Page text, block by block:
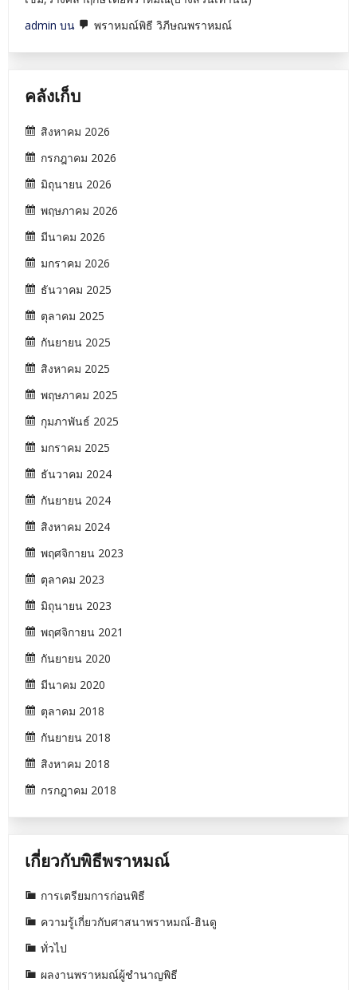
admin บน พราหมณ์พิธี วิภีษณพราหมณ์
คลังเก็บ
สิงหาคม 2026
กรกฎาคม 2026
มิถุนายน 2026
พฤษภาคม 2026
มีนาคม 2026
มกราคม 2026
ธันวาคม 2025
ตุลาคม 2025
กันยายน 2025
สิงหาคม 2025
พฤษภาคม 2025
กุมภาพันธ์ 2025
มกราคม 2025
ธันวาคม 2024
กันยายน 2024
สิงหาคม 2024
พฤศจิกายน 2023
ตุลาคม 2023
มิถุนายน 2023
พฤศจิกายน 2021
กันยายน 2020
มีนาคม 2020
ตุลาคม 2018
กันยายน 2018
สิงหาคม 2018
กรกฎาคม 2018
เกี่ยวกับพิธีพราหมณ์
การเตรียมการก่อนพิธี
ความรู้เกี่ยวกับศาสนาพราหมณ์-ฮินดู
ทั่วไป
ผลงานพราหมณ์ผู้ชำนาญพิธี